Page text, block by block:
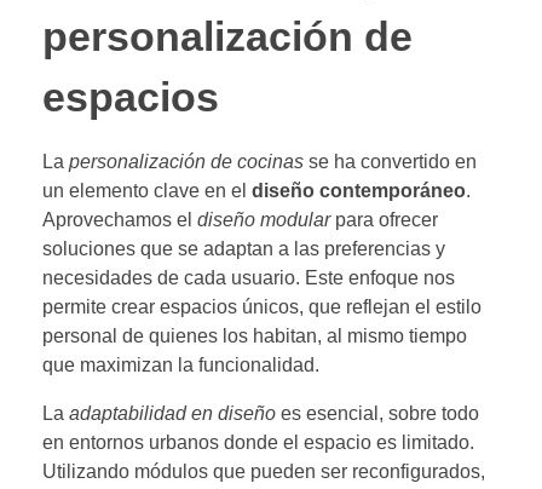
personalización de
espacios
La personalización de cocinas se ha convertido en
un elemento clave en el diseño contemporáneo.
Aprovechamos el diseño modularpara ofrecer
soluciones que se adaptan a las preferencias y
necesidades de cada usuario. Este enfoque nos
permite crear espacios únicos, que reflejan el estilo
personal de quienes los habitan, al mismo tiempo
que maximizan la funcionalidad.
La adaptabilidad en diseño es esencial, sobre todo
en entornos urbanos donde el espacio es limitado.
Utilizando módulos que pueden ser reconfigurados,